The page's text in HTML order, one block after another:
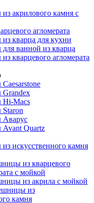
акрилового камня с
агломерата
кварца для кухни
ванной из кварца
кварцевого агломерата
Macs
Quartz
искусственного камня
из кварцевого
с мойкой
из акрила с мойкой
из
камня